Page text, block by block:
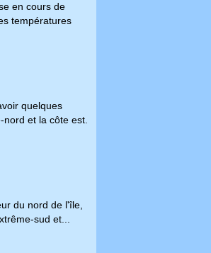
en cours de
températures
quelques
et la côte est.
du nord de l'île,
sud et...